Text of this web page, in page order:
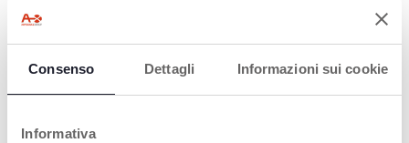
Consenso Dettagli Informazioni sui cookie
Informativa
Wasserpad
die Windmühle